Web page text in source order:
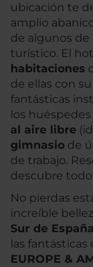
ubicación te
amplio
de algunos de
turístico. El
habitaciones
de ellas con
fantásticas
los
al aire libre
gimnasio de
de trabajo.
descubre
No pierdas
increíble
Sur de España
las
EUROPE &